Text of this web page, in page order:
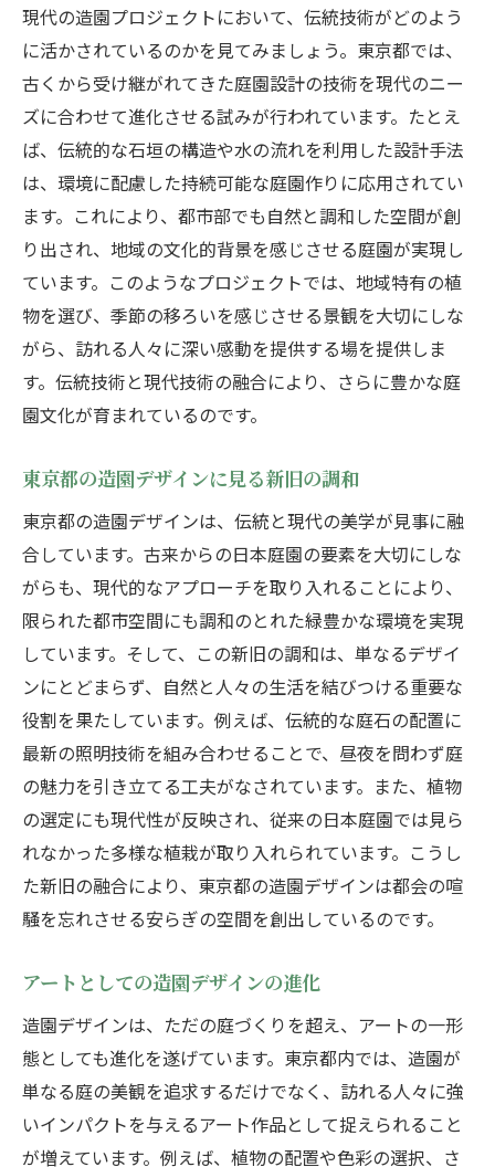
現代の造園プロジェクトにおいて、伝統技術がどのよう
に活かされているのかを見てみましょう。東京都では、
古くから受け継がれてきた庭園設計の技術を現代のニー
ズに合わせて進化させる試みが行われています。たとえ
ば、伝統的な石垣の構造や水の流れを利用した設計手法
は、環境に配慮した持続可能な庭園作りに応用されてい
ます。これにより、都市部でも自然と調和した空間が創
り出され、地域の文化的背景を感じさせる庭園が実現し
ています。このようなプロジェクトでは、地域特有の植
物を選び、季節の移ろいを感じさせる景観を大切にしな
がら、訪れる人々に深い感動を提供する場を提供しま
す。伝統技術と現代技術の融合により、さらに豊かな庭
園文化が育まれているのです。
東京都の造園デザインに見る新旧の調和
東京都の造園デザインは、伝統と現代の美学が見事に融
合しています。古来からの日本庭園の要素を大切にしな
がらも、現代的なアプローチを取り入れることにより、
限られた都市空間にも調和のとれた緑豊かな環境を実現
しています。そして、この新旧の調和は、単なるデザイ
ンにとどまらず、自然と人々の生活を結びつける重要な
役割を果たしています。例えば、伝統的な庭石の配置に
最新の照明技術を組み合わせることで、昼夜を問わず庭
の魅力を引き立てる工夫がなされています。また、植物
の選定にも現代性が反映され、従来の日本庭園では見ら
れなかった多様な植栽が取り入れられています。こうし
た新旧の融合により、東京都の造園デザインは都会の喧
騒を忘れさせる安らぎの空間を創出しているのです。
アートとしての造園デザインの進化
造園デザインは、ただの庭づくりを超え、アートの一形
態としても進化を遂げています。東京都内では、造園が
単なる庭の美観を追求するだけでなく、訪れる人々に強
いインパクトを与えるアート作品として捉えられること
が増えています。例えば、植物の配置や色彩の選択、さ